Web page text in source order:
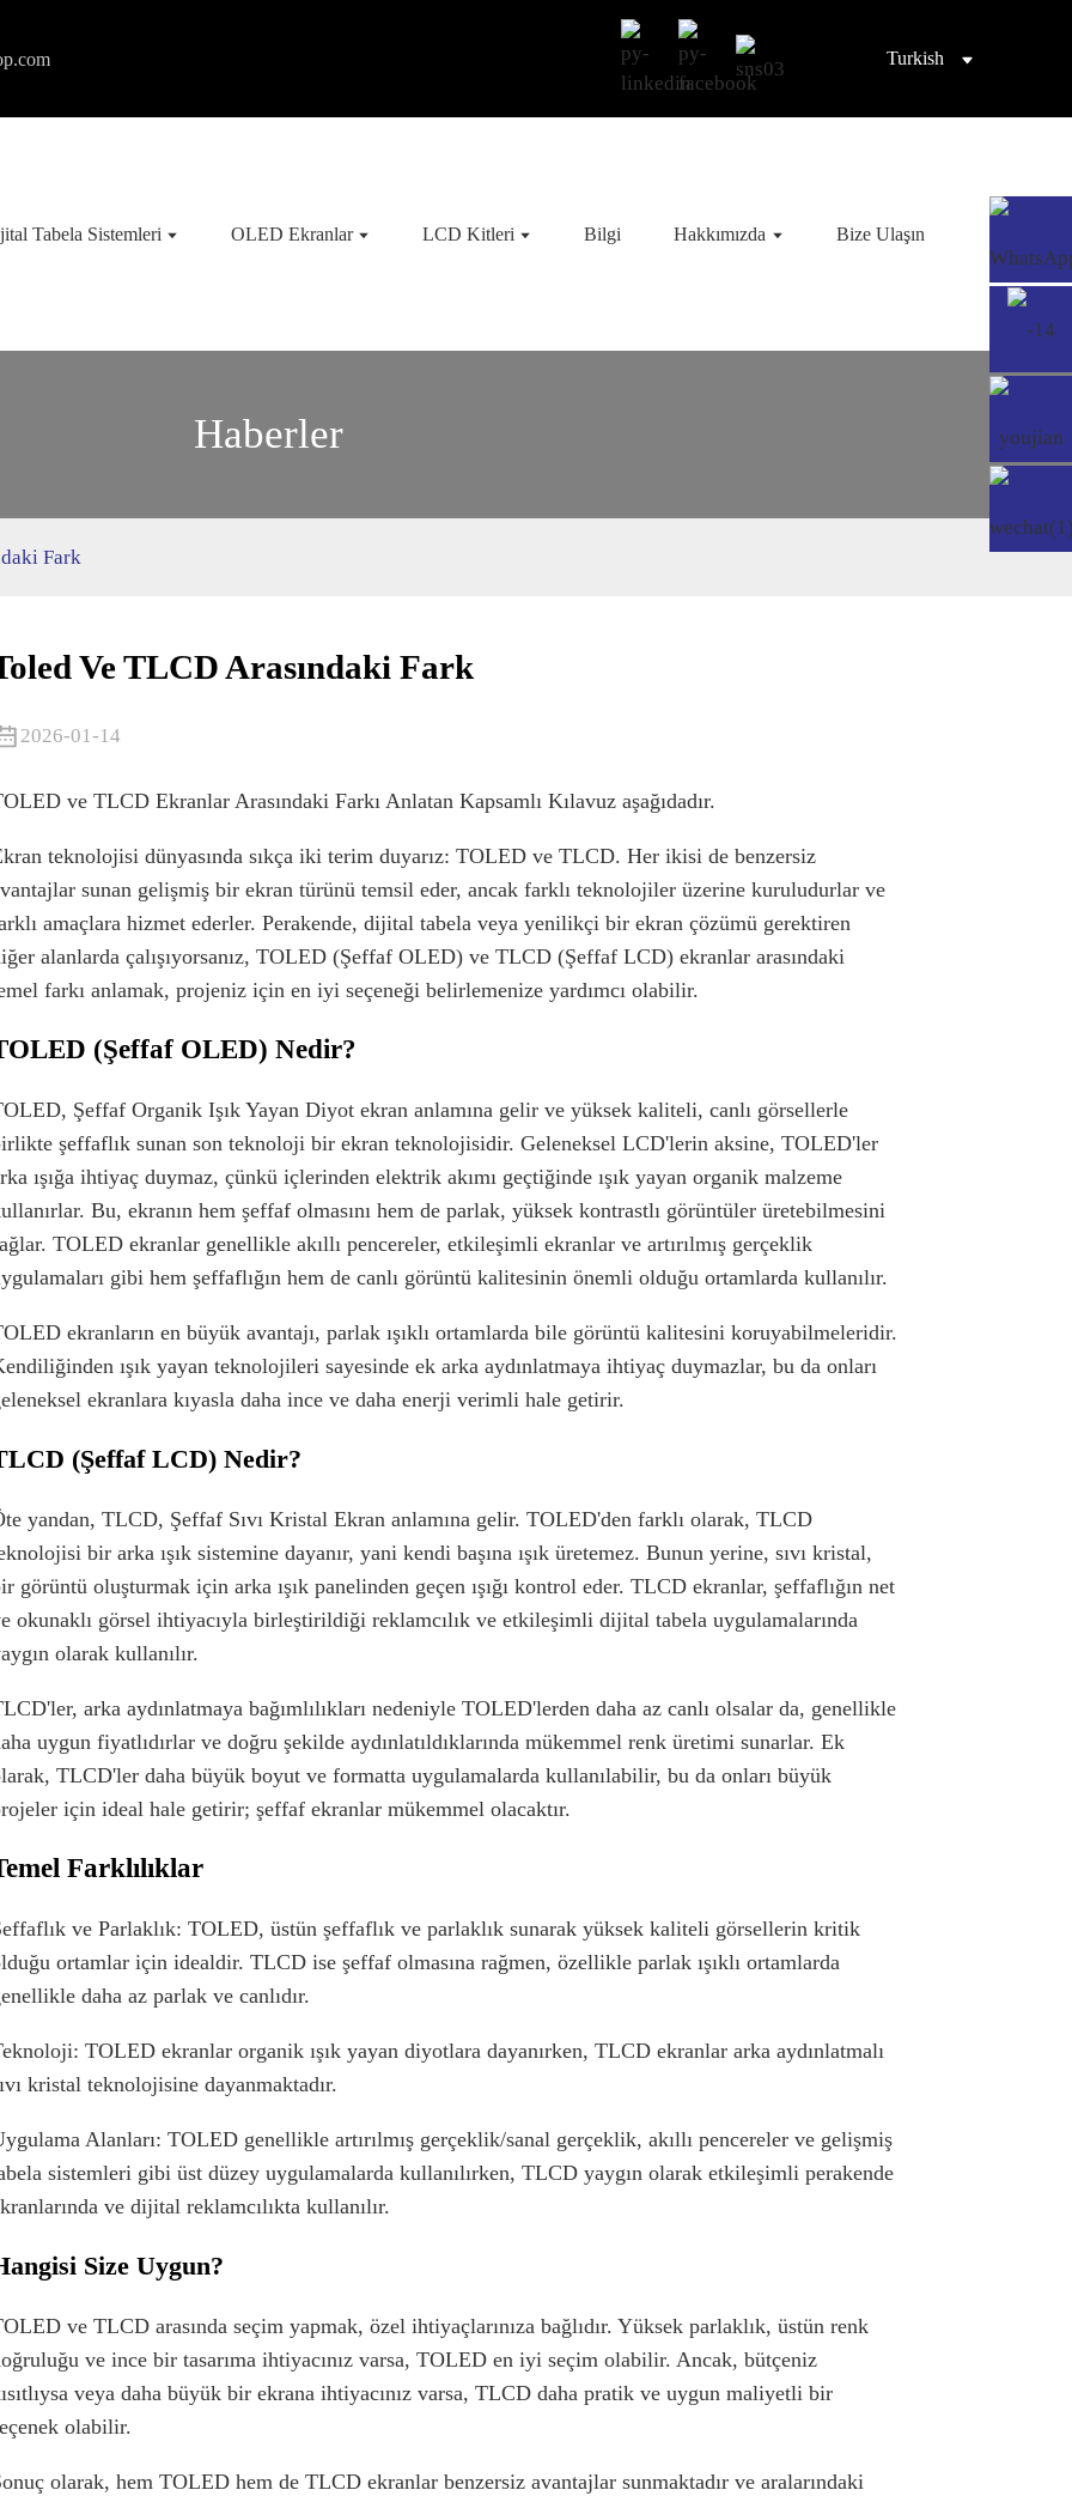
Turkish
Tabela Sistemleri OLED Ekranlar LCD Kitleri Bilgi Hakkımızda Bize Ulaşın
Haberler
Fark
Ve TLCD Arasındaki Fark
2026-01-14
ve TLCD Ekranlar Arasındaki Farkı Anlatan Kapsamlı Kılavuz aşağıdadır.
teknolojisi dünyasında sıkça iki terim duyarız: TOLED ve TLCD. Her ikisi de benzersiz
sunan gelişmiş bir ekran türünü temsil eder, ancak farklı teknolojiler üzerine kuruludurlar ve
amaçlara hizmet ederler. Perakende, dijital tabela veya yenilikçi bir ekran çözümü gerektiren
alanlarda çalışıyorsanız, TOLED (Şeffaf OLED) ve TLCD (Şeffaf LCD) ekranlar arasındaki
farkı anlamak, projeniz için en iyi seçeneği belirlemenize yardımcı olabilir.
(Şeffaf OLED) Nedir?
Şeffaf Organik Işık Yayan Diyot ekran anlamına gelir ve yüksek kaliteli, canlı görsellerle
şeffaflık sunan son teknoloji bir ekran teknolojisidir. Geleneksel LCD'lerin aksine, TOLED'ler
ışığa ihtiyaç duymaz, çünkü içlerinden elektrik akımı geçtiğinde ışık yayan organik malzeme
Bu, ekranın hem şeffaf olmasını hem de parlak, yüksek kontrastlı görüntüler üretebilmesini
TOLED ekranlar genellikle akıllı pencereler, etkileşimli ekranlar ve artırılmış gerçeklik
gibi hem şeffaflığın hem de canlı görüntü kalitesinin önemli olduğu ortamlarda kullanılır.
ekranların en büyük avantajı, parlak ışıklı ortamlarda bile görüntü kalitesini koruyabilmeleridir.
ışık yayan teknolojileri sayesinde ek arka aydınlatmaya ihtiyaç duymazlar, bu da onları
ekranlara kıyasla daha ince ve daha enerji verimli hale getirir.
(Şeffaf LCD) Nedir?
yandan, TLCD, Şeffaf Sıvı Kristal Ekran anlamına gelir. TOLED'den farklı olarak, TLCD
bir arka ışık sistemine dayanır, yani kendi başına ışık üretemez. Bunun yerine, sıvı kristal,
görüntü oluşturmak için arka ışık panelinden geçen ışığı kontrol eder. TLCD ekranlar, şeffaflığın net
okunaklı görsel ihtiyacıyla birleştirildiği reklamcılık ve etkileşimli dijital tabela uygulamalarında
olarak kullanılır.
arka aydınlatmaya bağımlılıkları nedeniyle TOLED'lerden daha az canlı olsalar da, genellikle
uygun fiyatlıdırlar ve doğru şekilde aydınlatıldıklarında mükemmel renk üretimi sunarlar. Ek
TLCD'ler daha büyük boyut ve formatta uygulamalarda kullanılabilir, bu da onları büyük
için ideal hale getirir; şeffaf ekranlar mükemmel olacaktır.
Farklılıklar
ve Parlaklık: TOLED, üstün şeffaflık ve parlaklık sunarak yüksek kaliteli görsellerin kritik
ortamlar için idealdir. TLCD ise şeffaf olmasına rağmen, özellikle parlak ışıklı ortamlarda
daha az parlak ve canlıdır.
TOLED ekranlar organik ışık yayan diyotlara dayanırken, TLCD ekranlar arka aydınlatmalı
kristal teknolojisine dayanmaktadır.
Alanları: TOLED genellikle artırılmış gerçeklik/sanal gerçeklik, akıllı pencereler ve gelişmiş
sistemleri gibi üst düzey uygulamalarda kullanılırken, TLCD yaygın olarak etkileşimli perakende
ve dijital reklamcılıkta kullanılır.
Size Uygun?
ve TLCD arasında seçim yapmak, özel ihtiyaçlarınıza bağlıdır. Yüksek parlaklık, üstün renk
ve ince bir tasarıma ihtiyacınız varsa, TOLED en iyi seçim olabilir. Ancak, bütçeniz
veya daha büyük bir ekrana ihtiyacınız varsa, TLCD daha pratik ve uygun maliyetli bir
olabilir.
olarak, hem TOLED hem de TLCD ekranlar benzersiz avantajlar sunmaktadır ve aralarındaki